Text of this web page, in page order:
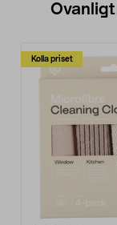
Kolla priset